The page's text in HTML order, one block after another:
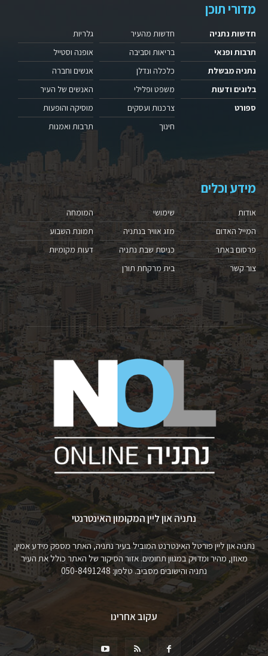
מדורי תוכן
חדשות נתניה
תרבות ופנאי
נתניה מבשלת
בלוגים ודעות
ספורט
חדשות מהעיר
בריאות וסביבה
כלכלה ונדלן
משפט ופלילי
צרכנות ועסקים
חינוך
גלריות
אופנה וסטייל
אנשים וחברה
האנשים של העיר
מוסיקה והופעות
תרבות ואמנות
מידע וכלים
אודות
המייל האדום
פרסום באתר
צור קשר
שימושי
מזג אוויר בנתניה
כניסת שבת נתניה
בית מרקחת תורן
המומחה
תמונת השבוע
דעות מקומיות
נתניה און ליין המקומון האינטרנטי
נתניה און ליין פורטל האינטרנט המוביל בעיר נתניה, האתר מספק מידע אמין,
מאוזן, מהיר ומדויק במגוון תחומים. אזור הסיקור של האתר כולל את העיר
נתניה והישובים מסביב. טלפון: 050-8491248
עקוב אחרינו